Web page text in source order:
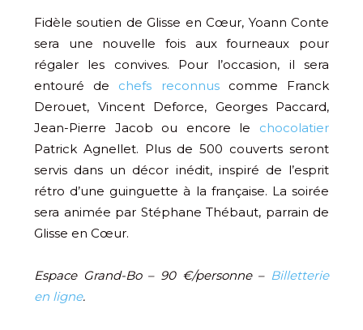
Fidèle soutien de Glisse en Cœur, Yoann Conte
sera une nouvelle fois aux fourneaux pour
régaler les convives. Pour l’occasion, il sera
entouré de chefs reconnuscomme Franck
Derouet, Vincent Deforce, Georges Paccard,
Jean-Pierre Jacob ou encore le chocolatier
Patrick Agnellet. Plus de 500 couverts seront
servis dans un décor inédit, inspiré de l’esprit
rétro d’une guinguette à la française. La soirée
sera animée par Stéphane Thébaut, parrain de
Glisse en Cœur.
Espace Grand-Bo – 90 €/personne – Billetterie
en ligne.